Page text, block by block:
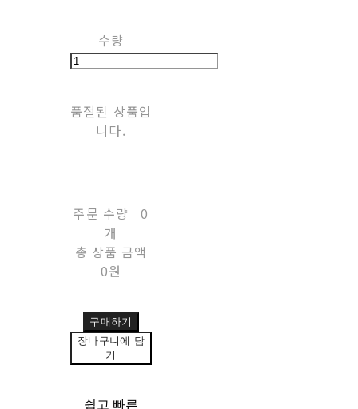
수량
품절된 상품입
니다.
주문 수량
0
개
총 상품 금액
0원
구매하기
장바구니에 담
기
쉽고 빠른